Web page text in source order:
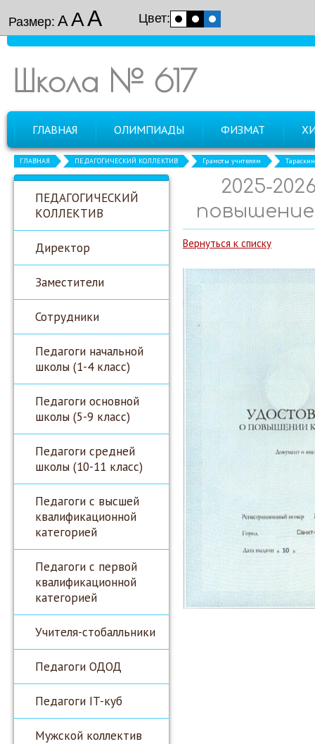
Размер: ААА Цвет:
Школа № 617
ГЛАВНАЯ ОЛИМПИАДЫ ФИЗМАТ
ГЛАВНАЯ ПЕДАГОГИЧЕСКИЙ КОЛЛЕКТИВ Грамоты учителям
ПЕДАГОГИЧЕСКИЙ
КОЛЛЕКТИВ
Директор
Заместители
Сотрудники
Педагоги начальной
школы (1-4 класс)
Педагоги основной
школы (5-9 класс)
Педагоги средней
школы (10-11 класс)
Педагоги с высшей
квалификационной
категорией
Педагоги с первой
квалификационной
категорией
Учителя-стобалльники
Педагоги ОДОД
Педагоги IT-куб
Мужской коллектив
2025-
Вернуться к списку